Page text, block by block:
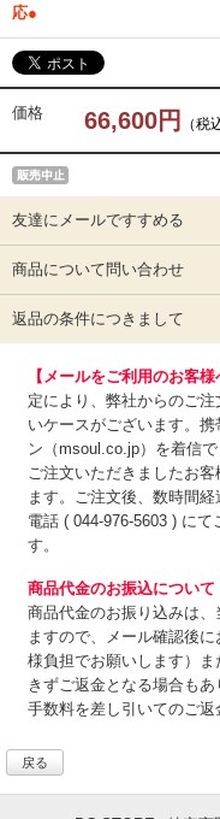
応●
価格 66,600円 （税
友達にメールですすめる
商品について問い合わせ
返品の条件につきまして
【メールをご利用のお客様
定により、弊社からのご
いケースがございます。
ン（msoul.co.jp）を着信で
ご注文いただきましたお
ます。ご注文後、数時間
電話 ( 044-976-5603 ) に
す。
商品代金のお振込について
商品代金のお振り込みは、
ますので、メール確認後
様負担でお願いします）
きずご返金となる場合も
手数料を差し引いてのご返
戻る